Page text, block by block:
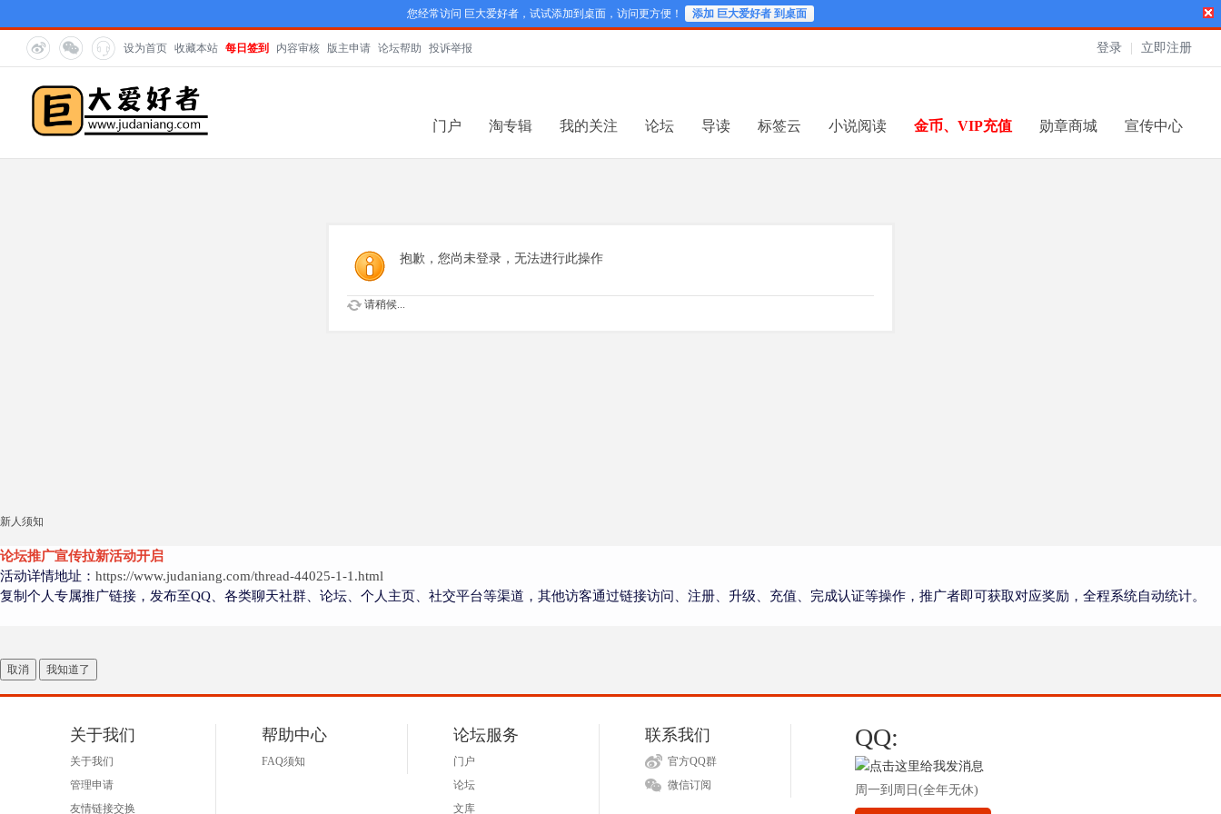
您经常访问 巨大爱好者，试试添加到桌面，访问更方便！ 添加 巨大爱好者 到桌面
登录 立即注册
设为首页 收藏本站 每日签到 内容审核 版主申请 论坛帮助 投诉举报
门户 淘专辑 我的关注 论坛 导读 标签云 小说阅读 金币、VIP充值 勋章商城 宣传中心
抱歉，您尚未登录，无法进行此操作
请稍候...
新人须知
论坛推广宣传拉新活动开启
活动详情地址： https://www.judaniang.com/thread-44025-1-1.html
复制个人专属推广链接，发布至QQ、各类聊天社群、论坛、个人主页、社交平台等渠道，其他访客通过链接访问、注册、升级、充值、完成认证等操作，推广者即可获取对应奖励，全程系统自动统计。
取消 我知道了
关于我们
关于我们
管理申请
友情链接交换
帮助中心
FAQ须知
论坛服务
门户
论坛
文库
联系我们
官方QQ群
微信订阅
QQ:
周一到周日(全年无休)